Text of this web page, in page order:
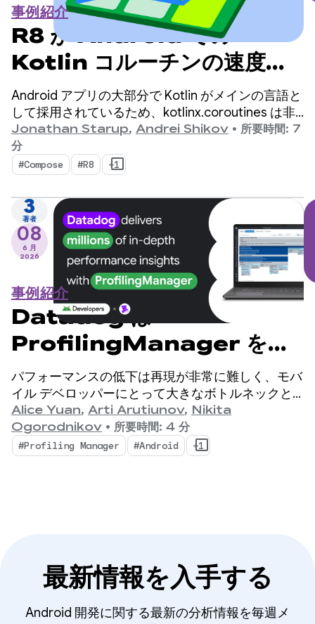
事例紹介
R8 が Android での
Kotlin コルーチンの速度を
2 倍にした方法
Android アプリの大部分で Kotlin がメインの言語と
して採用されているため、kotlinx.coroutines は非
同期プログラミングの事実上の標準となっていま
す。このライブラリは、Kotlin ネイティブの同時実
行フローを管理するための、適切に設計された構造
化された方法を提供します。
Jonathan Starup, Andrei Shikov • 所要時間: 7
分
#Compose #R8 +1
3
著者
08
6 月
2026
事例紹介
Datadog は
ProfilingManager を使
用して数百万件の詳細なパフ
ォーマンス分析情報を提供し
ます
パフォーマンスの低下は再現が非常に難しく、モバ
イル デベロッパーにとって大きなボトルネックと
なっています。
Alice Yuan, Arti Arutiunov, Nikita
Ogorodnikov • 所要時間: 4 分
#Profiling Manager #Android +1
最新情報を入手する
Android 開発に関する最新の分析情報を毎週メ